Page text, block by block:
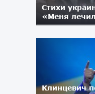
Стихи
«Меня
10.08.2017
Клинцевич